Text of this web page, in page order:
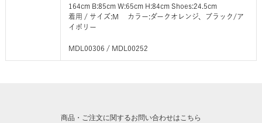
164cm B:85cm W:65cm H:84cm Shoes:24.5cm
着用 / サイズ:M カラー:ダークオレンジ、ブラック/ア
イボリー
MDL00306 / MDL00252
商品・ご注文に関するお問い合わせはこちら